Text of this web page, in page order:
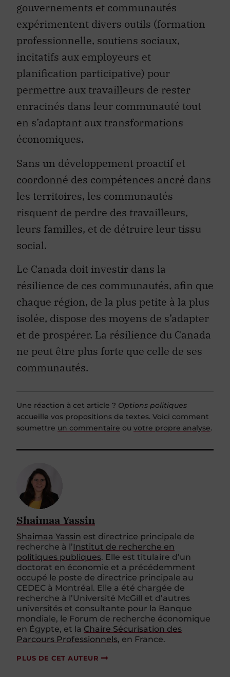
gouvernements et communautés
expérimentent divers outils (formation
professionnelle, soutiens sociaux,
incitatifs aux employeurs et
planification participative) pour
permettre aux travailleurs de rester
enracinés dans leur communauté tout
en s’adaptant aux transformations
économiques.
Sans un développement proactif et
coordonné des compétences ancré dans
les territoires, les communautés
risquent de perdre des travailleurs,
leurs familles, et de détruire leur tissu
social.
Le Canada doit investir dans la
résilience de ces communautés, afin que
chaque région, de la plus petite à la plus
isolée, dispose des moyens de s’adapter
et de prospérer. La résilience du Canada
ne peut être plus forte que celle de ses
communautés.
Une réaction à cet article ? Options politiques
accueille vos propositions de textes. Voici comment
soumettre un commentaire ou votre propre analyse.
Shaimaa Yassin
Shaimaa Yassin est directrice principale de
recherche à l’Institut de recherche en
politiques publiques. Elle est titulaire d’un
doctorat en économie et a précédemment
occupé le poste de directrice principale au
CEDEC à Montréal. Elle a été chargée de
recherche à l’Université McGill et d’autres
universités et consultante pour la Banque
mondiale, le Forum de recherche économique
en Égypte, et la Chaire Sécurisation des
Parcours Professionnels, en France.
PLUS DE CET AUTEUR